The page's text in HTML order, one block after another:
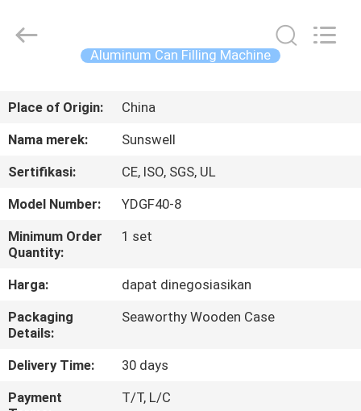
PRODUK
TENTANG
KAMI
TUR
PABRIK
KONTROL
Aluminum Can Filling Machine
Place of Origin:
China
Nama merek:
Sunswell
Sertifikasi:
CE, ISO, SGS, UL
Model Number:
YDGF40-8
Minimum Order
Quantity:
1 set
Harga:
dapat dinegosiasikan
Packaging
Details:
Seaworthy Wooden Case
Delivery Time:
30 days
Payment
T/T, L/C